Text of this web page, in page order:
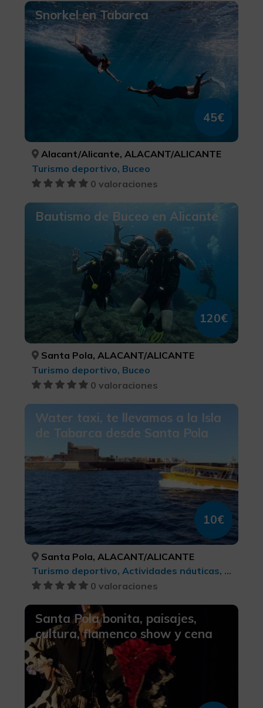
Snorkel en Tabarca
45€
Alacant/Alicante, ALACANT/ALICANTE
Turismo deportivo, Buceo
0 valoraciones
Bautismo de Buceo en Alicante
120€
Santa Pola, ALACANT/ALICANTE
Turismo deportivo, Buceo
0 valoraciones
Water taxi, te llevamos a la Isla
de Tabarca desde Santa Pola
10€
Santa Pola, ALACANT/ALICANTE
Turismo deportivo, Actividades náuticas, Turismo deportivo
0 valoraciones
Santa Pola bonita, paisajes,
cultura, flamenco show y cena